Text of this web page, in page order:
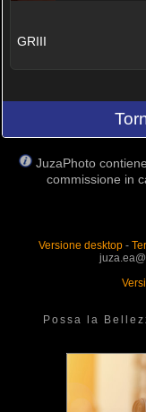
GRIII
JuzaPhoto
commissione in
Versione desktop-
Possa la